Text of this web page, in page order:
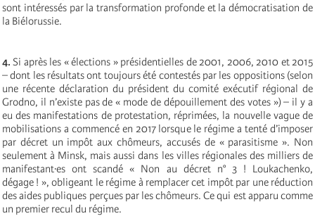
sont intéressés par la transformation profonde et la démocratisation de
la Biélorussie.
4. Si après les « élections » présidentielles de 2001, 2006, 2010 et 2015
– dont les résultats ont toujours été contestés par les oppositions (selon
une récente déclaration du président du comité exécutif régional de
Grodno, il n’existe pas de « mode de dépouillement des votes ») – il y a
eu des manifestations de protestation, réprimées, la nouvelle vague de
mobilisations a commencé en 2017 lorsque le régime a tenté d’imposer
par décret un impôt aux chômeurs, accusés de « parasitisme ». Non
seulement à Minsk, mais aussi dans les villes régionales des milliers de
manifestant·es ont scandé « Non au décret n° 3 ! Loukachenko,
dégage ! », obligeant le régime à remplacer cet impôt par une réduction
des aides publiques perçues par les chômeurs. Ce qui est apparu comme
un premier recul du régime.